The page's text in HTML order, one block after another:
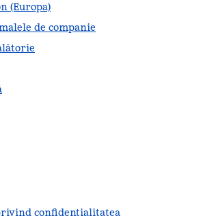
(Europa)
de companie
confidenţialitatea